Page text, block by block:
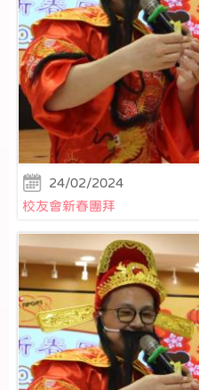
24/02/2024
校友會新春團拜